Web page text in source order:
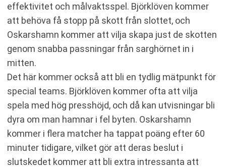
effektivitet och målvaktsspel. Björklöven kommer
att behöva få stopp på skott från slottet, och
Oskarshamn kommer att vilja skapa just de skotten
genom snabba passningar från sarghörnet in i
mitten.
Det här kommer också att bli en tydlig mätpunkt för
special teams. Björklöven kommer ofta att vilja
spela med hög presshöjd, och då kan utvisningar bli
dyra om man hamnar i fel byten. Oskarshamn
kommer i flera matcher ha tappat poäng efter 60
minuter tidigare, vilket gör att deras beslut i
slutskedet kommer att bli extra intressanta att